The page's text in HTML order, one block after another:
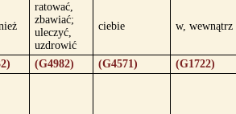
ratować,
zbawiać;
uleczyć,
uzdrowić
ciebie w, wewnątrz
(G4982) (G4571) (G1722)